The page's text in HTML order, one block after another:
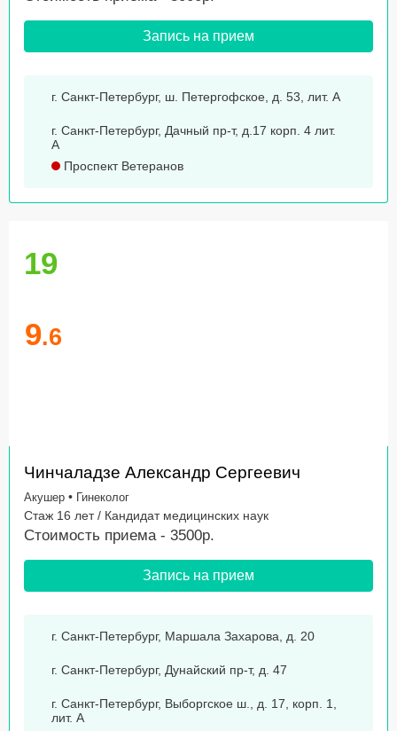
Запись на прием
г. Санкт-Петербург, ш. Петергофское, д. 53, лит. А
г. Санкт-Петербург, Дачный пр-т, д.17 корп. 4 лит.
А
Проспект Ветеранов
19
9.6
Чинчаладзе Александр Сергеевич
Акушер • Гинеколог
Стаж 16 лет / Кандидат медицинских наук
Стоимость приема - 3500р.
Запись на прием
г. Санкт-Петербург, Маршала Захарова, д. 20
г. Санкт-Петербург, Дунайский пр-т, д. 47
г. Санкт-Петербург, Выборгское ш., д. 17, корп. 1,
лит. А